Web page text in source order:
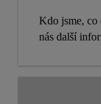
Kdo jsme, co
nás další